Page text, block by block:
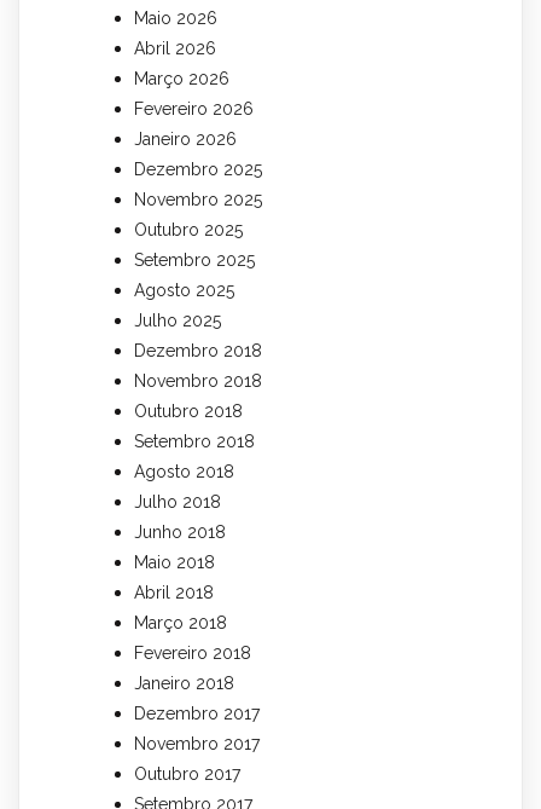
Maio 2026
Abril 2026
Março 2026
Fevereiro 2026
Janeiro 2026
Dezembro 2025
Novembro 2025
Outubro 2025
Setembro 2025
Agosto 2025
Julho 2025
Dezembro 2018
Novembro 2018
Outubro 2018
Setembro 2018
Agosto 2018
Julho 2018
Junho 2018
Maio 2018
Abril 2018
Março 2018
Fevereiro 2018
Janeiro 2018
Dezembro 2017
Novembro 2017
Outubro 2017
Setembro 2017